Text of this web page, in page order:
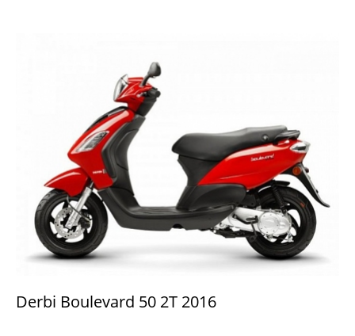
Derbi Boulevard 50 2T 2016